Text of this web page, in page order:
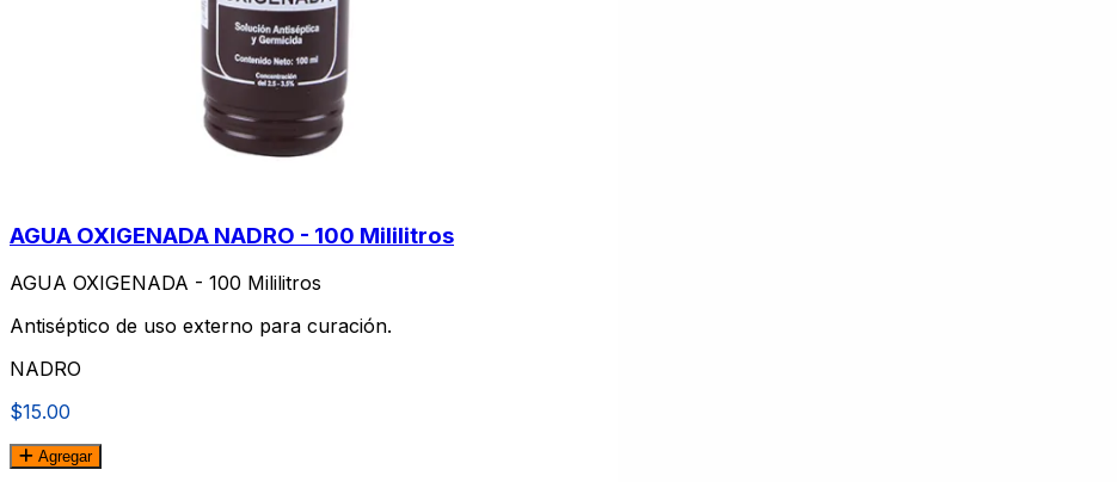
AGUA OXIGENADA NADRO - 100 Mililitros
AGUA OXIGENADA - 100 Mililitros
Antiséptico de uso externo para curación.
NADRO
$15.00
Agregar